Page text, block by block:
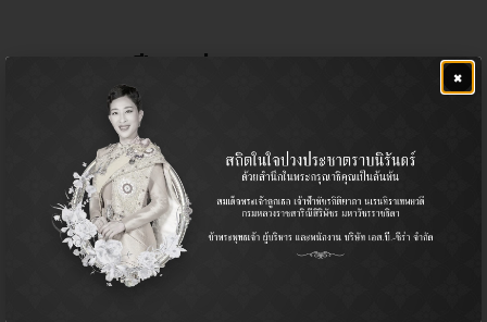
ลูกหมากปีกนกล่าง MAZDA 2
880.00
รหัสสินค้า ซีร่า
OEM NO.
รหัสอะไหล่ผู้ผลิต
DE5F-34-350B
PART TYPE
ประเภทอะไหล่
Ball Joint (Lower) / ลูกหมากปีกนก (ล่าง)
USED FOR
×